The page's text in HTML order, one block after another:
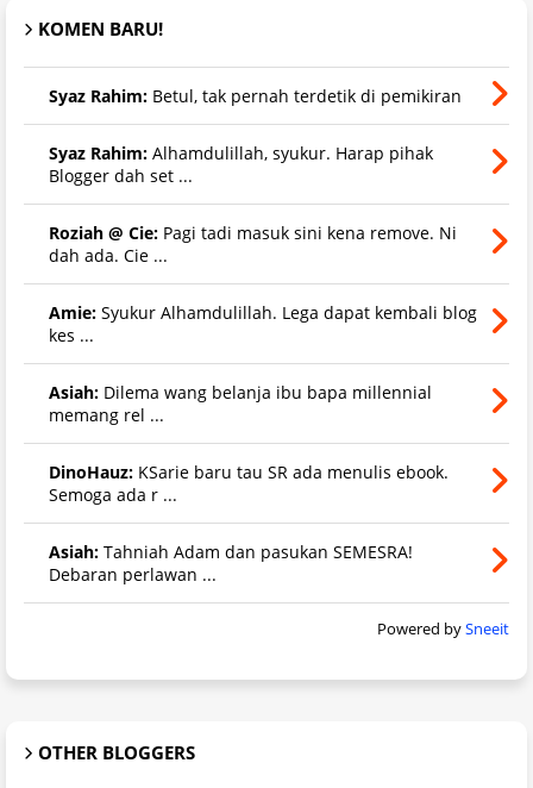
KOMEN BARU!
Syaz Rahim: Betul, tak pernah terdetik di pemikiran
Syaz Rahim: Alhamdulillah, syukur. Harap pihak
Blogger dah set ...
Roziah @ Cie: Pagi tadi masuk sini kena remove. Ni
dah ada. Cie ...
Amie: Syukur Alhamdulillah. Lega dapat kembali blog
kes ...
Asiah: Dilema wang belanja ibu bapa millennial
memang rel ...
DinoHauz: KSarie baru tau SR ada menulis ebook.
Semoga ada r ...
Asiah: Tahniah Adam dan pasukan SEMESRA!
Debaran perlawan ...
Powered bySneeit
OTHER BLOGGERS